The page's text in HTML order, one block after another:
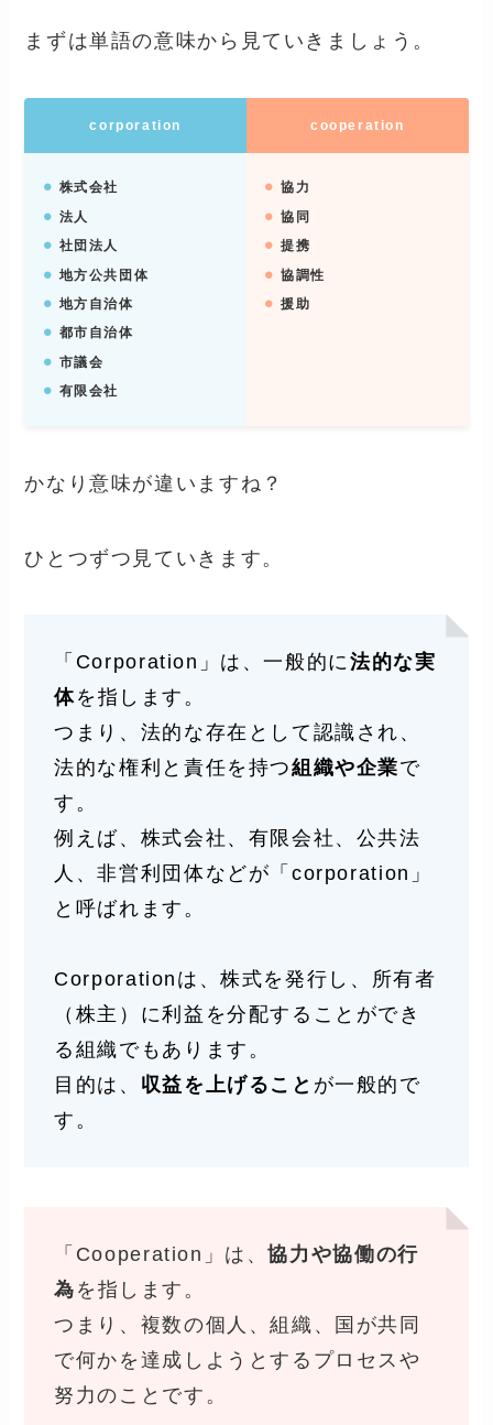
まずは単語の意味から見ていきましょう。
corporation cooperation
株式会社
法人
社団法人
地方公共団体
地方自治体
都市自治体
市議会
有限会社
協力
協同
提携
協調性
援助
かなり意味が違いますね？
ひとつずつ見ていきます。
「Corporation」は、一般的に法的な実
体を指します。
つまり、法的な存在として認識され、
法的な権利と責任を持つ組織や企業で
す。
例えば、株式会社、有限会社、公共法
人、非営利団体などが「corporation」
と呼ばれます。
Corporationは、株式を発行し、所有者
（株主）に利益を分配することができ
る組織でもあります。
目的は、 収益を上げること が一般的で
す。
「Cooperation」は、協力や協働の行
為 を指します。
つまり、複数の個人、組織、国が共同
で何かを達成しようとするプロセスや
努力のことです。